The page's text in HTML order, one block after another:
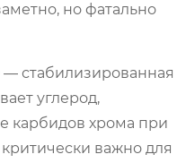
но фатально
— стабилизированная
углерод,
карбидов хрома при
важно для